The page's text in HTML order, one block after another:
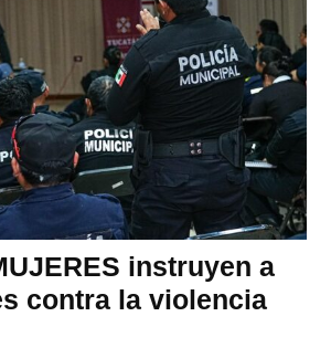
instruyen a
contra la violencia